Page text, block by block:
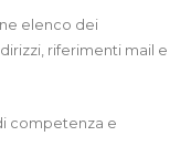
elenco dei
riferimenti mail e
competenza e